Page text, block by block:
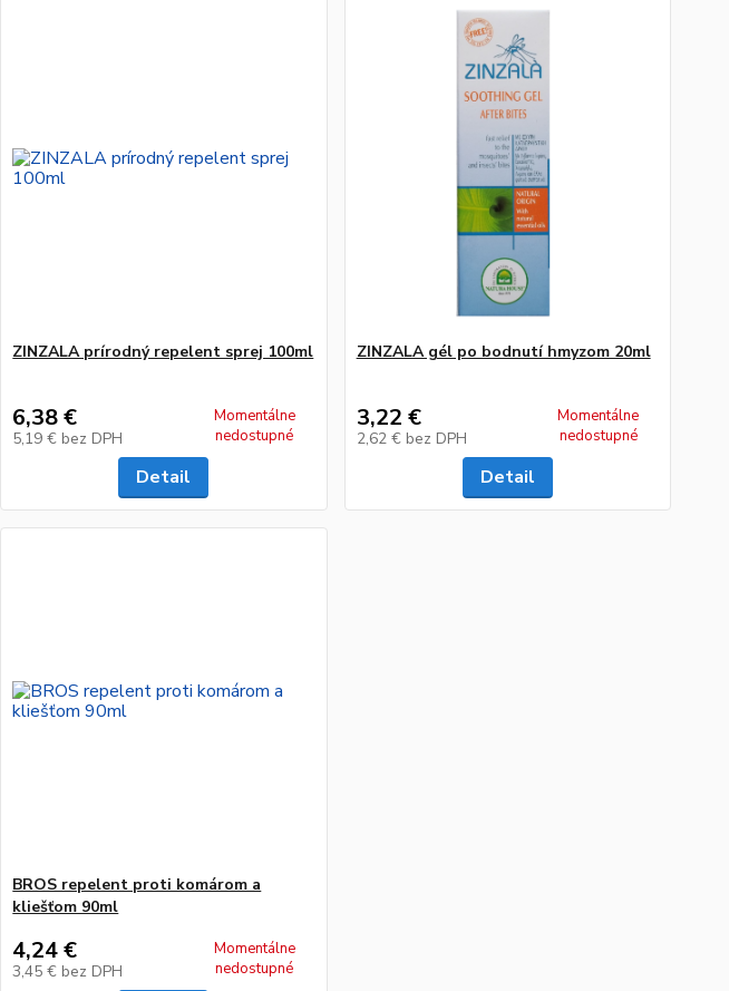
ZINZALA prírodný repelent sprej 100ml
6,38 €
5,19 € bez DPH
Momentálne
nedostupné
Detail
ZINZALA gél po bodnutí hmyzom 20ml
3,22 €
2,62 € bez DPH
Momentálne
nedostupné
Detail
BROS repelent proti komárom a
kliešťom 90ml
4,24 €
3,45 € bez DPH
Momentálne
nedostupné